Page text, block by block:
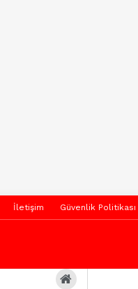
İletişim Güvenlik Politikası